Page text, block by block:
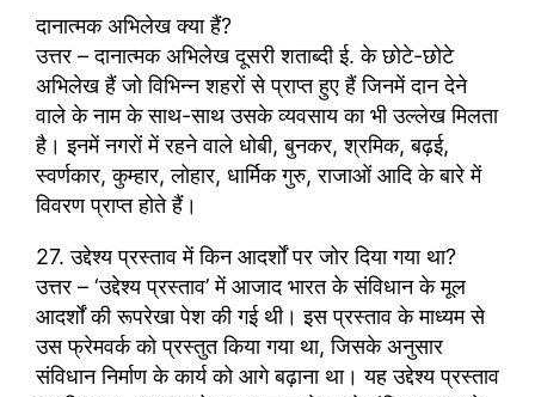
दानात्मक अभिलेख क्या हैं?
उत्तर – दानात्मक अभिलेख दूसरी शताब्दी ई. के छोटे-छोटे
अभिलेख हैं जो विभिन्न शहरों से प्राप्त हुए हैं जिनमें दान देने
वाले के नाम के साथ-साथ उसके व्यवसाय का भी उल्लेख मिलता
है। इनमें नगरों में रहने वाले धोबी, बुनकर, श्रमिक, बढ़ई,
स्वर्णकार, कुम्हार, लोहार, धार्मिक गुरु, राजाओं आदि के बारे में
विवरण प्राप्त होते हैं।
27. उद्देश्य प्रस्ताव में किन आदर्शों पर जोर दिया गया था?
उत्तर – ‘उद्देश्य प्रस्ताव’ में आजाद भारत के संविधान के मूल
आदर्शों की रूपरेखा पेश की गई थी। इस प्रस्ताव के माध्यम से
उस फ्रेमवर्क को प्रस्तुत किया गया था, जिसके अनुसार
संविधान निर्माण के कार्य को आगे बढ़ाना था। यह उद्देश्य प्रस्ताव